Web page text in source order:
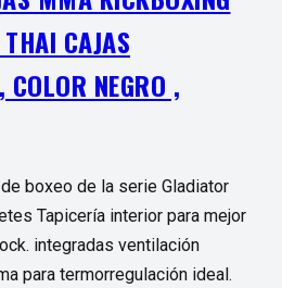
CAJAS
COLOR NEGRO ,
boxeo de la serie Gladiator
Tapicería interior para mejor
integradas ventilación
para termorregulación ideal.